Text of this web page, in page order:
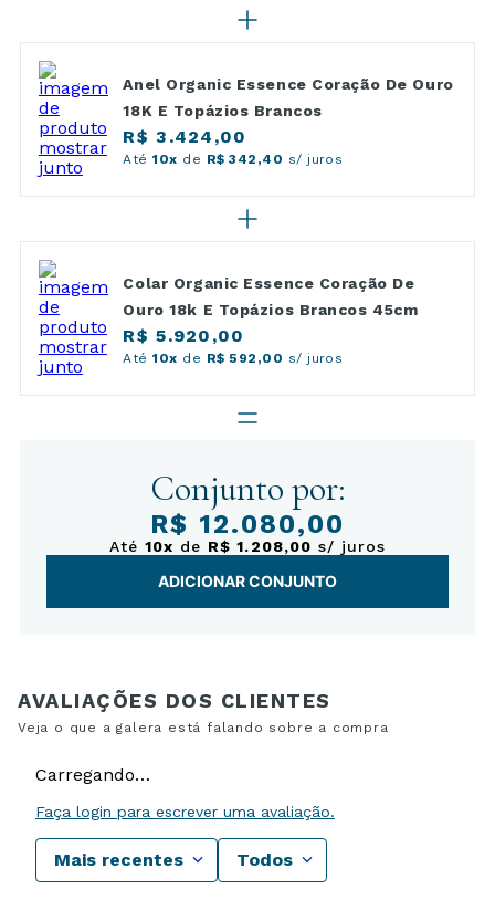
Anel Organic Essence Coração De Ouro
18K E Topázios Brancos
R$ 3.424,00
Até10x de R$ 342,40 s/ juros
Colar Organic Essence Coração De
Ouro 18k E Topázios Brancos 45cm
R$ 5.920,00
Até10x de R$ 592,00 s/ juros
Conjunto por:
R$ 12.080,00
Até 10x de R$ 1.208,00 s/ juros
ADICIONAR CONJUNTO
Carregando…
Faça login para escrever uma avaliação.
Mais recentes Todos